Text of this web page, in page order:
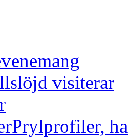
visiterar
Prylprofiler,